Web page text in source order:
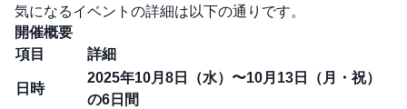
気になるイベントの詳細は以下の通りです。
開催概要
項目
詳細
日時
2025年10月8日（水）〜10月13日（月・祝）
の6日間